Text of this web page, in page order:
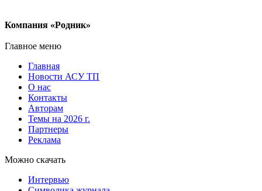
Компания «Родник»
Главное меню
Главная
Новости АСУ ТП
О нас
Контакты
Авторам
Темы на 2026 г.
Партнеры
Реклама
Можно скачать
Интервью